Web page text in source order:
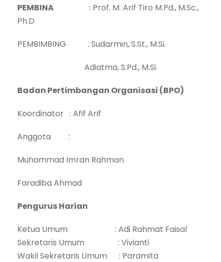
PEMBINA : Prof. M. Arif Tiro M.Pd., M.Sc.,
Ph.D
PEMBIMBING : Sudarmin, S.St., M.Si.
Adiatma, S.Pd., M.Si.
Badan Pertimbangan Organisasi (BPO)
Koordinator : Afif Arif
Anggota :
Muhammad Imran Rahman
Faradiba Ahmad
Pengurus Harian
Ketua Umum : Adi Rahmat Faisal
Sekretaris Umum : Vivianti
Wakil Sekretaris Umum : Paramita